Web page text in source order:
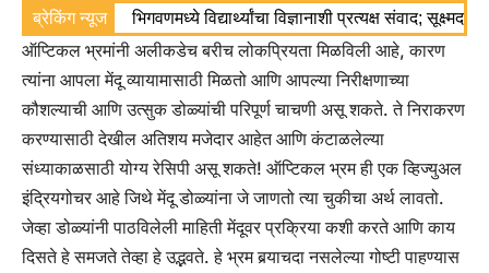
ब्रेकिंग न्यूज भिगवणमध्ये विद्यार्थ्यांचा विज्ञानाशी प्रत्यक्ष संवाद;
ऑप्टिकल भ्रमांनी अलीकडेच बरीच लोकप्रियता मिळविली आहे, कारण
त्यांना आपला मेंदू व्यायामासाठी मिळतो आणि आपल्या निरीक्षणाच्या
कौशल्याची आणि उत्सुक डोळ्यांची परिपूर्ण चाचणी असू शकते. ते निराकरण
करण्यासाठी देखील अतिशय मजेदार आहेत आणि कंटाळलेल्या
संध्याकाळसाठी योग्य रेसिपी असू शकते! ऑप्टिकल भ्रम ही एक व्हिज्युअल
इंद्रियगोचर आहे जिथे मेंदू डोळ्यांना जे जाणतो त्या चुकीचा अर्थ लावतो.
जेव्हा डोळ्यांनी पाठविलेली माहिती मेंदूवर प्रक्रिया कशी करते आणि काय
दिसते हे समजते तेव्हा हे उद्भवते. हे भ्रम बर्‍याचदा नसलेल्या गोष्टी पाहण्यास